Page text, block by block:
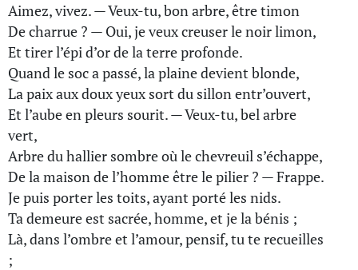
Aimez, vivez. — Veux-tu, bon arbre, être timon
De charrue ? — Oui, je veux creuser le noir limon,
Et tirer l’épi d’or de la terre profonde.
Quand le soc a passé, la plaine devient blonde,
La paix aux doux yeux sort du sillon entr’ouvert,
Et l’aube en pleurs sourit. — Veux-tu, bel arbre
vert,
Arbre du hallier sombre où le chevreuil s’échappe,
De la maison de l’homme être le pilier ? — Frappe.
Je puis porter les toits, ayant porté les nids.
Ta demeure est sacrée, homme, et je la bénis ;
Là, dans l’ombre et l’amour, pensif, tu te recueilles
;